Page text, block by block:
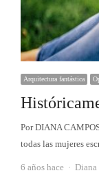
Arquitectura fantástica
Por DIANA
todas las mujeres
6 años hace Autor
Diana